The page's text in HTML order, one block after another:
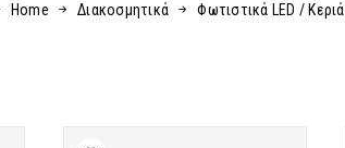
Home Διακοσμητικά Φωτιστικά LED / Κεριά